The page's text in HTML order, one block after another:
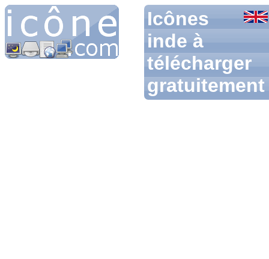
Icônes
inde à
télécharger
gratuitement